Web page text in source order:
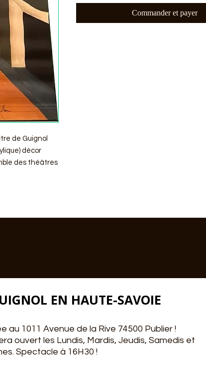
de Guignol
décor
des théâtres
Commander et payer
EN HAUTE-SAVOIE
1011 Avenue de la Rive 74500 Publier !
ouvert les Lundis, Mardis, Jeudis, Samedis et
Spectacle à 16H30 !